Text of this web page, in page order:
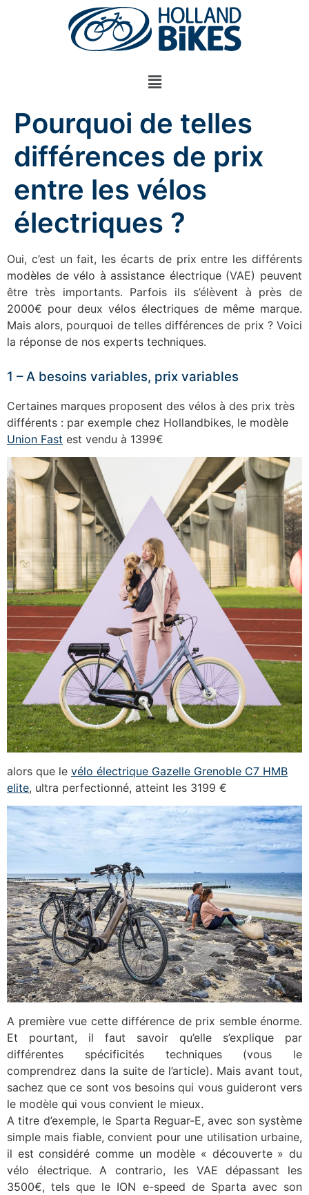
Pourquoi de telles
différences de prix
entre les vélos
électriques ?
Oui, c’est un fait, les écarts de prix entre les différents
modèles de vélo à assistance électrique (VAE) peuvent
être très importants. Parfois ils s’élèvent à près de
2000€ pour deux vélos électriques de même marque.
Mais alors, pourquoi de telles différences de prix ? Voici
la réponse de nos experts techniques.
1 – A besoins variables, prix variables
Certaines marques proposent des vélos à des prix très
différents : par exemple chez Hollandbikes, le modèle
Union Fast est vendu à 1399€
alors que le vélo électrique Gazelle Grenoble C7 HMB
elite, ultra perfectionné, atteint les 3199 €
A première vue cette différence de prix semble énorme.
Et pourtant, il faut savoir qu’elle s’explique par
différentes spécificités techniques
(vous le
comprendrez dans la suite de l’article). Mais avant tout,
sachez que ce sont vos besoins qui vous guideront vers
le modèle qui vous convient le mieux.
A titre d’exemple, le Sparta Reguar-E, avec son système
simple mais fiable, convient pour une utilisation urbaine,
il est considéré comme un modèle « découverte » du
vélo électrique. A contrario, les VAE dépassant les
3500€, tels que le ION e-speed de Sparta avec son